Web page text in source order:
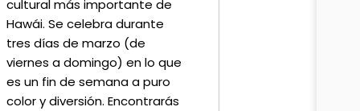
cultural más importante de
Hawái. Se celebra durante
tres días de marzo (de
viernes a domingo) en lo que
es un fin de semana a puro
color y diversión. Encontrarás